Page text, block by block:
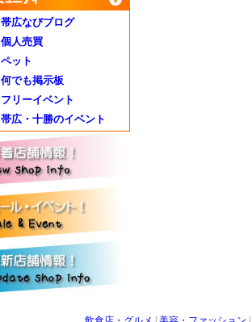
帯広なびブログ
個人売買
ペット
何でも掲示板
フリーイベント
帯広・十勝のイベント